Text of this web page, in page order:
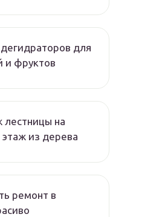
для
и фруктов
лестницы на
этаж из дерева
ремонт в